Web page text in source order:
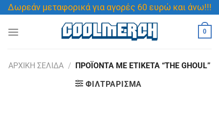
Μετάβαση
στο
περιεχόμενο
Δωρεάν μεταφορικά για αγορές 60 ευρώ και άνω!!!
0
ΑΡΧΙΚΉ ΣΕΛΊΔΑ / ΠΡΟΪΌΝΤΑ ΜΕ ΕΤΙΚΈΤΑ “THE GHOUL”
ΦΙΛΤΡΆΡΙΣΜΑ